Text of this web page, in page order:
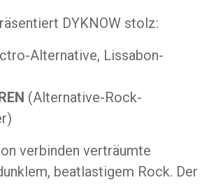
DYKNOW stolz:
Alternative, Lissabon-
(Alternative-Rock-
verbinden verträumte
beatlastigem Rock. Der